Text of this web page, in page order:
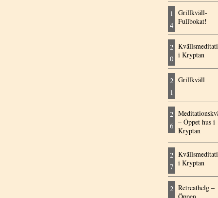
1
4
Grillkväll-
Fullbokat!
2
0 i Kryptan
2
1
Grillkväll
2
6 – Öppet hus i
Kryptan
2
7 i Kryptan
2 Retreathelg –